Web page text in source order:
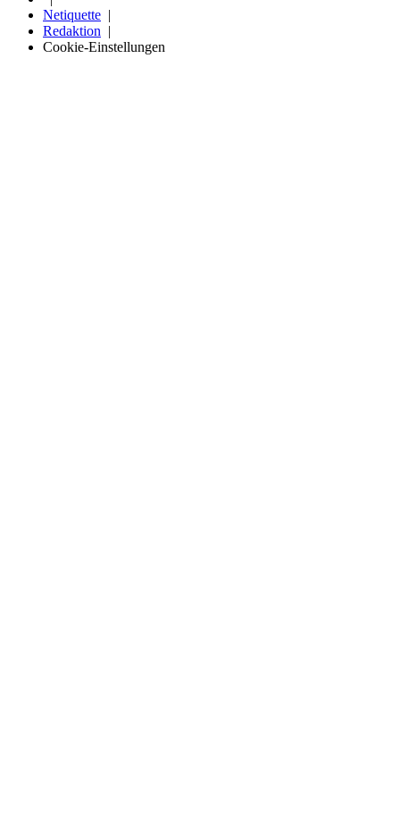
Netiquette
Redaktion
Cookie-Einstellungen